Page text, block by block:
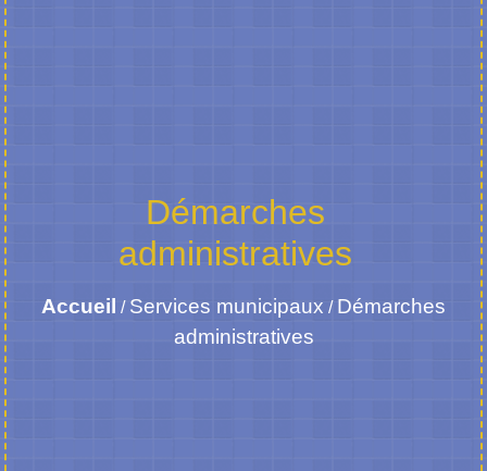
Démarches
administratives
Accueil / Services municipaux / Démarches
administratives